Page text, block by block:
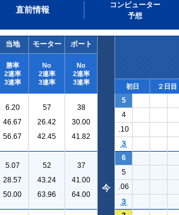
直前情報
コンピューター
予想
当地 モーター ボート
勝率
2連率
3連率
No
2連率
3連率
No
2連率
3連率
初日 ２日目
6.20
46.67
56.67
57
26.42
42.45
38
30.00
41.82
5
4
.10
３
5.07
28.57
50.00
52
43.24
63.96
37
41.00
64.00
6
5
.06
３
今